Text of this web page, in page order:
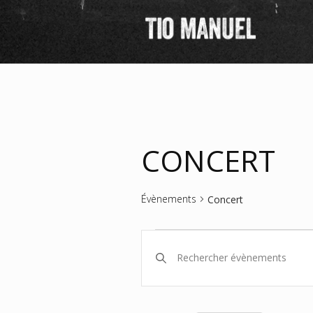
CONCERT
Évènements Concert
Évènements
for
Recherche
et
mot-